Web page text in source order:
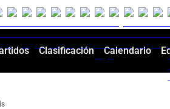
Clasificación Calendario